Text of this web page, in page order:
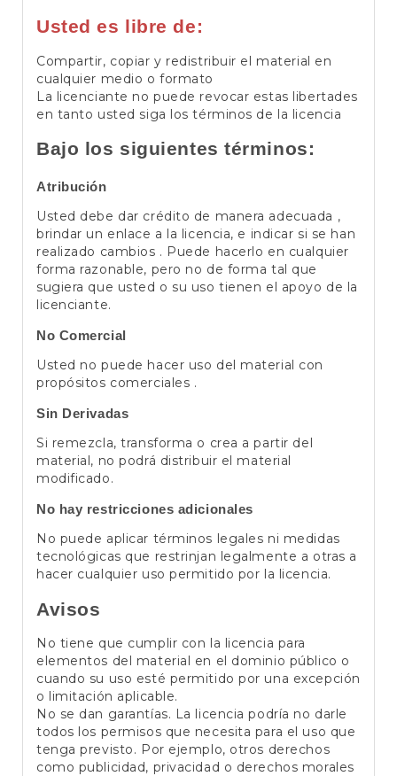
Usted es libre de:
Compartir, copiar y redistribuir el material en
cualquier medio o formato
La licenciante no puede revocar estas libertades
en tanto usted siga los términos de la licencia
Bajo los siguientes términos:
Atribución
Usted debe dar crédito de manera adecuada ,
brindar un enlace a la licencia, e indicar si se han
realizado cambios . Puede hacerlo en cualquier
forma razonable, pero no de forma tal que
sugiera que usted o su uso tienen el apoyo de la
licenciante.
No Comercial
Usted no puede hacer uso del material con
propósitos comerciales .
Sin Derivadas
Si remezcla, transforma o crea a partir del
material, no podrá distribuir el material
modificado.
No hay restricciones adicionales
No puede aplicar términos legales ni medidas
tecnológicas que restrinjan legalmente a otras a
hacer cualquier uso permitido por la licencia.
Avisos
No tiene que cumplir con la licencia para
elementos del material en el dominio público o
cuando su uso esté permitido por una excepción
o limitación aplicable.
No se dan garantías. La licencia podría no darle
todos los permisos que necesita para el uso que
tenga previsto. Por ejemplo, otros derechos
como publicidad, privacidad o derechos morales